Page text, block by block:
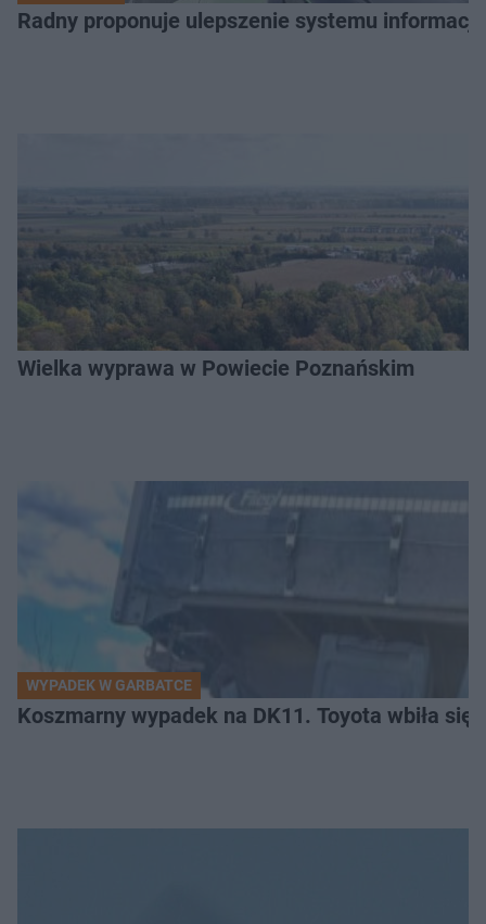
Radny proponuje ulepszenie systemu
Wielka wyprawa w Powiecie Poznańskim
WYPADEK W GARBATCE
Koszmarny wypadek na DK11. Toyota wbiła się